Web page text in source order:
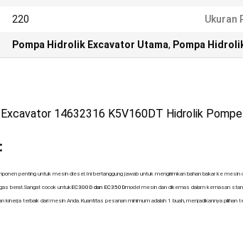
220 Ukuran
Pompa Hidrolik Excavator Utama, Pompa
14632316 K5V160DT Hidrolik
penting untuk mesin diesel.Ini bertanggung jawab untuk mengirimkan bahan bakar ke
berat.Sangat cocok untukEC300D dan EC350Dmodel mesin dan dikemas dalam kemasan
kinerja terbaik dari mesin Anda.Kuantitas pesanan minimum adalah 1 buah, menjadikannya pilihan